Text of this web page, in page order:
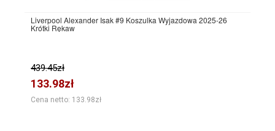
Liverpool Alexander Isak #9 Koszulka Wyjazdowa 2025-26
Krótki Rękaw
439.45zł
133.98zł
Cena netto: 133.98zł